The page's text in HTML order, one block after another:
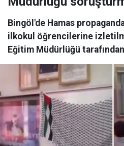
Bingöl'de Hamas
ilkokul öğrencilerine
Eğitim Müdürlüğü